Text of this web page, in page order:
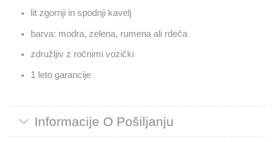
lit zgornji in spodnji kavelj
barva: modra, zelena, rumena ali rdeča
združljiv z ročnimi vozički
1 leto garancije
Informacije O Pošiljanju